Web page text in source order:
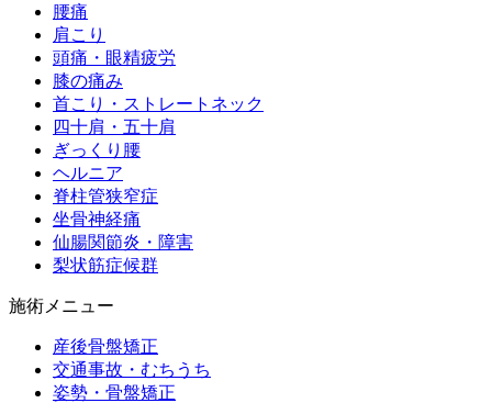
腰痛
肩こり
頭痛・眼精疲労
膝の痛み
首こり・ストレートネック
四十肩・五十肩
ぎっくり腰
ヘルニア
脊柱管狭窄症
坐骨神経痛
仙腸関節炎・障害
梨状筋症候群
施術メニュー
産後骨盤矯正
交通事故・むちうち
姿勢・骨盤矯正